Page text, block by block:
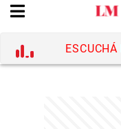
ESCUCHÁ